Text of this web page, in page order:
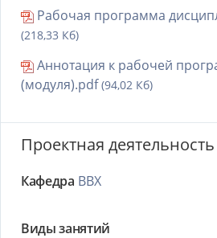
Рабочая программа
(218,33 Кб)
Аннотация к рабочей
(модуля).pdf(94,02 Кб)
Проектная деятельность
Кафедра ВВХ
Виды занятий